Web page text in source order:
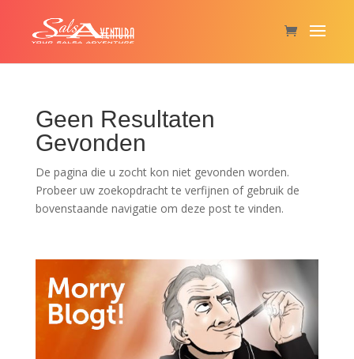
Geen Resultaten
Gevonden
De pagina die u zocht kon niet gevonden worden.
Probeer uw zoekopdracht te verfijnen of gebruik de
bovenstaande navigatie om deze post te vinden.